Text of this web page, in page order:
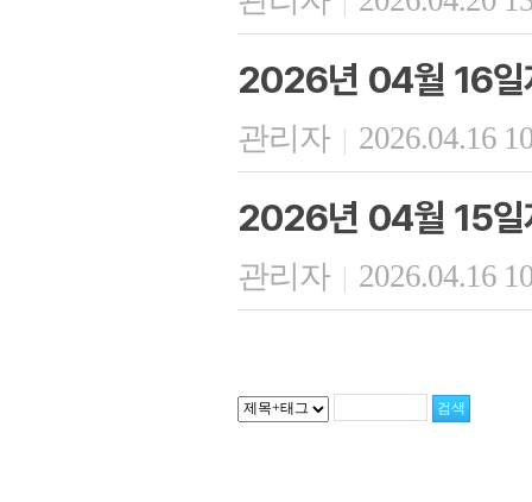
2026년 04월 16일
관리자 | 2026.04.16
2026년 04월 15일
관리자 | 2026.04.16